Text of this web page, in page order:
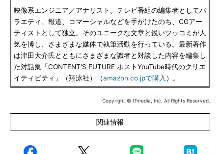
映像系エンジニア／アナリスト。テレビ番組の編集者としてバ
ラエティ、報道、コマーシャルなどを手がけたのち、CGアー
ティストとして独立。そのユニークな文章と鋭いツッコミが人
気を博し、さまざまな媒体で執筆活動を行っている。最新著作
は津田大介氏とともにさまざまな識者と対談した内容を編集し
た対話集「CONTENT'S FUTURE ポストYouTube時代のクリエ
イティビティ」（翔泳社）（amazon.co.jpで購入 ）。
Copyright © ITmedia, Inc. All Rights Reserved.
関連情報